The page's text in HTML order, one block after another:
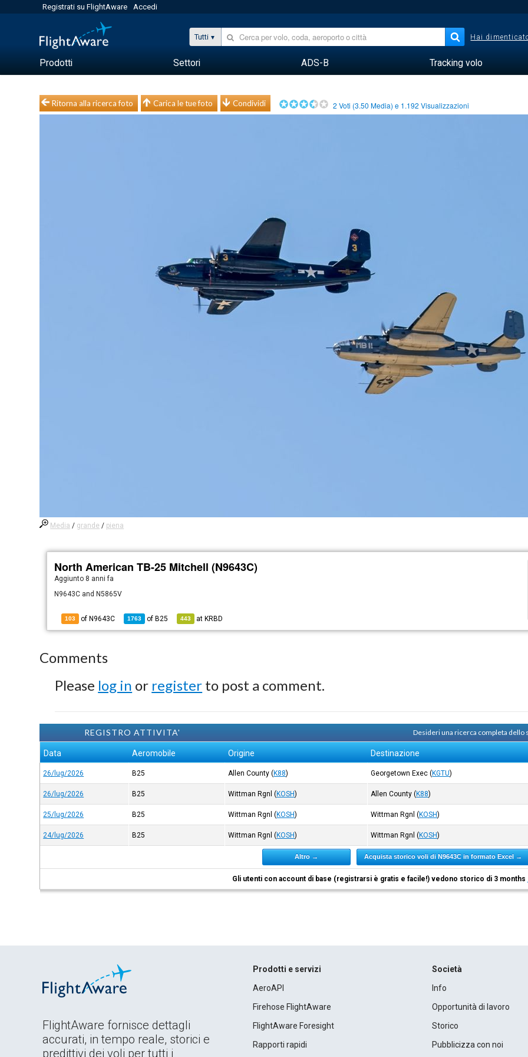
Registrati su FlightAware Accedi
Tutti Hai
Prodotti Settori ADS-B Tracking volo
Ritorna alla ricerca foto Carica le tue foto Condividi 2 Voti (3.50 Media) e 1.192 Visualizzazioni
Media / grande / piena
North American TB-25 Mitchell (N9643C)
Aggiunto 8 anni fa
N9643C and N5865V
103 of N9643C 1763 of B25 443 at KRBD
Comments
Please log in or register to post a comment.
REGISTRO ATTIVITA' Desideri una ricerca completa dello
Data Aeromobile Origine Destinazione
26/lug/2026 B25 Allen County (K88) Georgetown Exec (KGTU)
26/lug/2026 B25 Wittman Rgnl (KOSH) Allen County (K88)
25/lug/2026 B25 Wittman Rgnl (KOSH) Wittman Rgnl (KOSH)
24/lug/2026 B25 Wittman Rgnl (KOSH) Wittman Rgnl (KOSH)
Altro → Acquista storico voli di N9643C in formato Excel →
Gli utenti con account di base (registrarsi è gratis e facile!) vedono storico di 3 months
FlightAware fornisce dettagli
accurati, in tempo reale, storici e
predittivi dei voli per tutti i
Prodotti e servizi
AeroAPI
Firehose FlightAware
FlightAware Foresight
Rapporti rapidi
Società
Info
Opportunità di lavoro
Storico
Pubblicizza con noi